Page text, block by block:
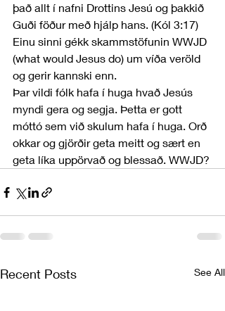
það allt í nafni Drottins Jesú og þakkið
Guði föður með hjálp hans. (Kól 3:17)
Einu sinni gékk skammstöfunin WWJD
(what would Jesus do) um víða veröld
og gerir kannski enn.
Þar vildi fólk hafa í huga hvað Jesús
myndi gera og segja. Þetta er gott
móttó sem við skulum hafa í huga. Orð
okkar og gjörðir geta meitt og sært en
geta líka uppörvað og blessað. WWJD?
Recent Posts See All